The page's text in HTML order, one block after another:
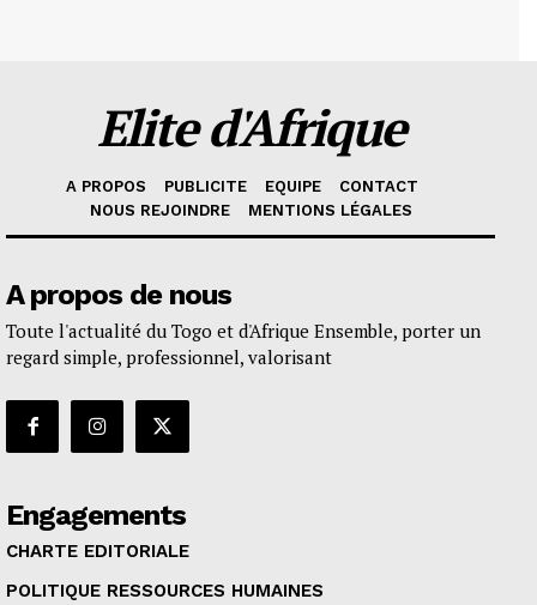
Elite d'Afrique
A PROPOS PUBLICITE EQUIPE
CONTACT
NOUS REJOINDRE
MENTIONS LÉGALES
A propos de nous
Toute l'actualité du Togo et d'Afrique Ensemble, porter un
regard simple, professionnel, valorisant
Engagements
CHARTE EDITORIALE
POLITIQUE RESSOURCES HUMAINES